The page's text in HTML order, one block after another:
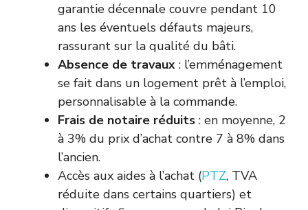
garantie décennale couvre pendant 10
ans les éventuels défauts majeurs,
rassurant sur la qualité du bâti.
Absence de travaux : l’emménagement
se fait dans un logement prêt à l’emploi,
personnalisable à la commande.
Frais de notaire réduits : en moyenne, 2
à 3% du prix d’achat contre 7 à 8% dans
l’ancien.
Accès aux aides à l’achat (PTZ, TVA
réduite dans certains quartiers) et